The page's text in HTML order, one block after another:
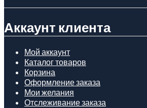
Аккаунт клиента
Мой аккаунт
Каталог товаров
Корзина
Оформление заказа
Мои желания
Отслеживание заказа